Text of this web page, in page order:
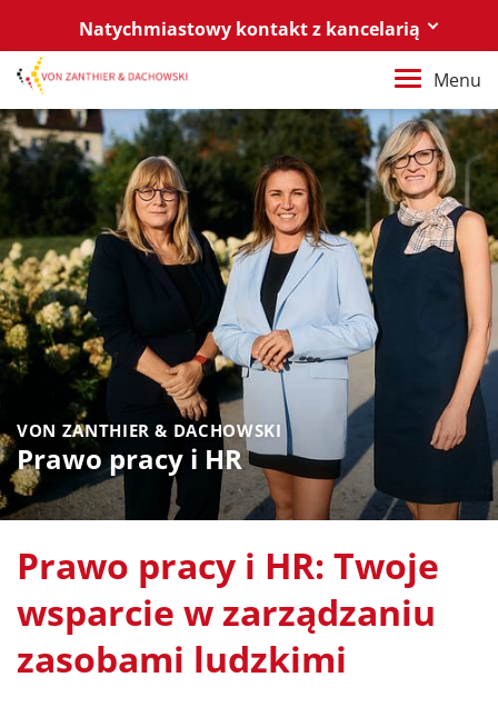
Natychmiastowy kontakt z kancelarią
Berlin
+49 30 88 03 59 0
Poznań / Warszawa
+48 61 85 82 55 0
Berlin
berlin@vonzanthier.com
Poznań / Warszawa
poznan@vonzanthier.com
Menu
VON ZANTHIER & DACHOWSKI
Prawo pracy i HR
Prawo pracy i HR: Twoje
wsparcie w zarządzaniu
zasobami ludzkimi